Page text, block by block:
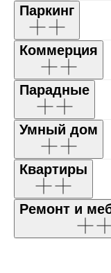
Паркинг
Коммерция
Парадные
Умный дом
Квартиры
Ремонт и